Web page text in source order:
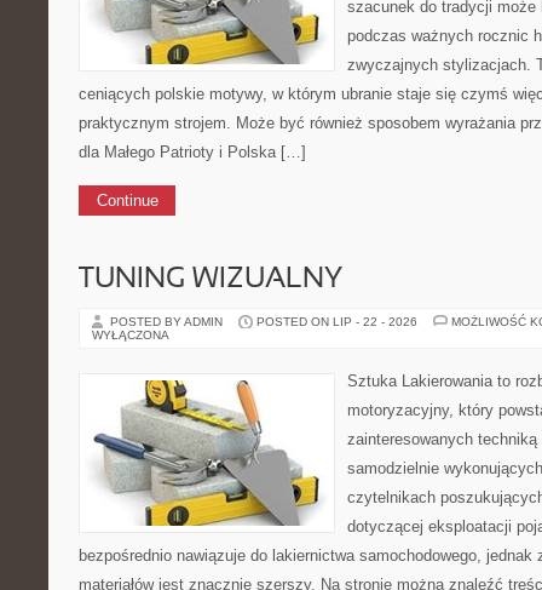
szacunek do tradycji
podczas ważnych rocznic
zwyczajnych stylizacjach.
ceniących polskie motywy, w którym ubranie staje się czymś
praktycznym strojem. Może być również sposobem wyrażania
dla Małego Patrioty i Polska […]
Continue
TUNING WIZUALNY
POSTED BY ADMIN POSTED ON LIP - 22 - 2026
MOŻLIWOŚĆ
WYŁĄCZONA
Sztuka Lakierowania to
motoryzacyjny, który
zainteresowanych
samodzielnie
czytelnikach
dotyczącej eksploatacji
bezpośrednio nawiązuje do lakiernictwa samochodowego, jednak
materiałów jest znacznie szerszy. Na stronie można znaleźć